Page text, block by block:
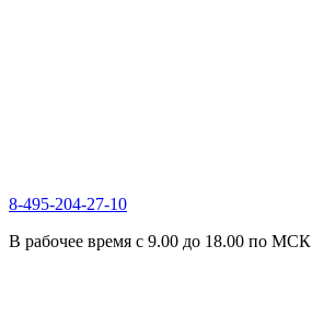
8-495-204-27-10
В рабочее время с 9.00 до 18.00 по МСК